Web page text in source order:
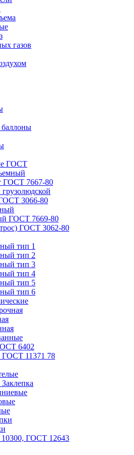
газов
баллоны
ГОСТ
ГОСТ 7667-80
3066-80
ГОСТ 7669-80
ГОСТ 3062-80
тип 1
тип 2
тип 3
тип 4
тип 5
тип 6
6402
11371 78
ГОСТ 12643